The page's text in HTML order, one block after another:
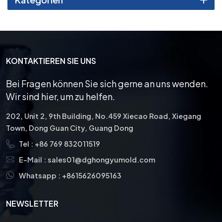
Vielzahl von Materialien zu
KONTAKTIEREN SIE UNS
Bei Fragen können Sie sich gerne an uns wenden.
Wir sind hier, um zu helfen.
202, Unit 2, 9th Building, No.459 Xiecao Road, Xiegang
Town, Dong Guan City, Guang Dong
Tel : +86 769 832011519
E-Mail : sales01@dghongyumold.com
Whatsapp : +8615626095163
NEWSLETTER